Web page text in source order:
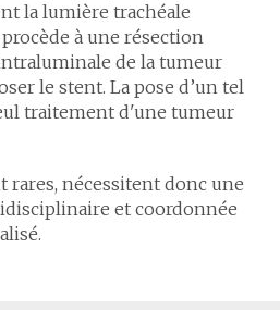
la lumière trachéale
à une résection
de la tumeur
le stent. La pose d’un tel
traitement d'une tumeur
rares, nécessitent donc une
et coordonnée